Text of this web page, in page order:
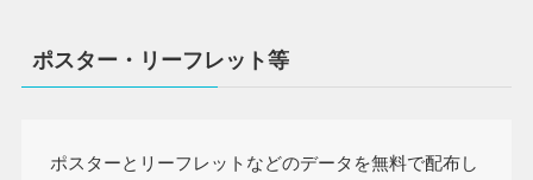
ポスター・リーフレット等
ポスターとリーフレットなどのデータを無料で配布し